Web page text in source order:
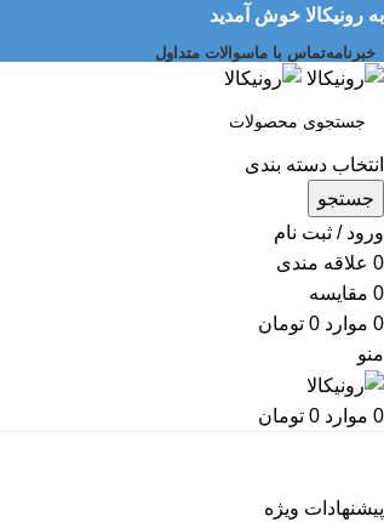
به رونیکالا خوش آمدید
خبرنامهتماس با ماسوالات متداول
انتخاب دسته بندی
جستجو
ورود / ثبت نام
0 علاقه مندی
0 مقایسه
0 موارد 0 تومان
منو
0 موارد 0 تومان
پیشنهادات ویژه